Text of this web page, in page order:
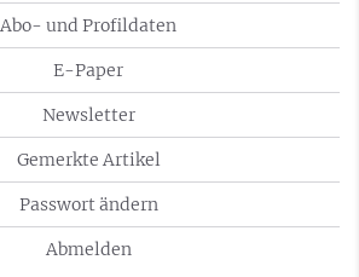
Abo- und Profildaten
E-Paper
Newsletter
Gemerkte Artikel
Passwort ändern
Abmelden